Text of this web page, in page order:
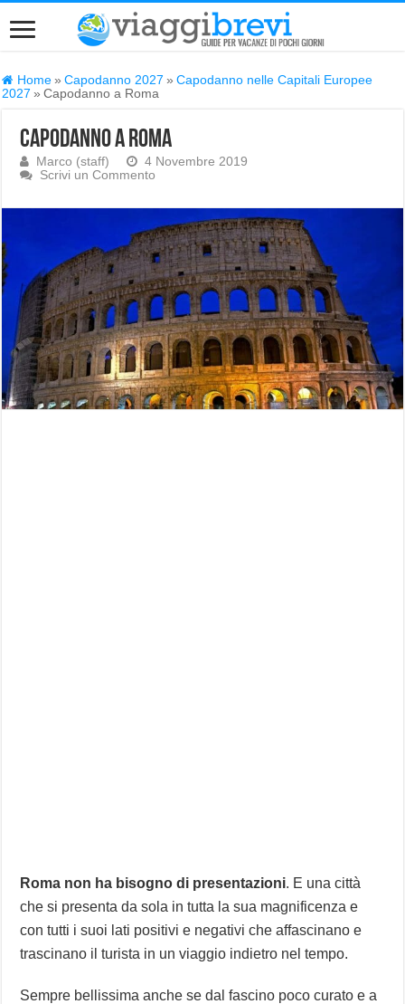
Home » Capodanno 2027 » Capodanno nelle Capitali Europee
2027 » Capodanno a Roma
Capodanno a Roma
Marco (staff)
4 Novembre 2019
Scrivi un Commento
Roma non ha bisogno di presentazioni. E una città
che si presenta da sola in tutta la sua magnificenza e
con tutti i suoi lati positivi e negativi che affascinano e
trascinano il turista in un viaggio indietro nel tempo.
Sempre bellissima anche se dal fascino poco curato e a